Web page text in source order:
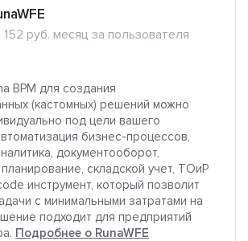
152 руб. месяц за пользователя
BPM для создания
(кастомных) решений можно
под цели вашего
бизнес-процессов,
документооборот,
складской учет, ТОиР
инструмент, который позволит
с минимальными затратами на
подходит для предприятий
Подробнее о RunaWFE